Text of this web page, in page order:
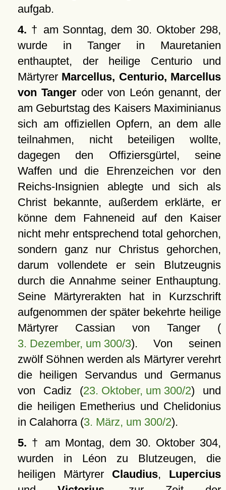
aufgab.
4. † am Sonntag, dem 30. Oktober 298,
wurde in Tanger in Mauretanien
enthauptet, der heilige Centurio und
Märtyrer Marcellus, Centurio, Marcellus
von Tangeroder von León genannt, der
am Geburtstag des Kaisers Maximinianus
sich am offiziellen Opfern, an dem alle
teilnahmen, nicht beteiligen wollte,
dagegen den Offiziersgürtel, seine
Waffen und die Ehrenzeichen vor den
Reichs-Insignien ablegte und sich als
Christ bekannte, außerdem erklärte, er
könne dem Fahneneid auf den Kaiser
nicht mehr entsprechend total gehorchen,
sondern ganz nur Christus gehorchen,
darum vollendete er sein Blutzeugnis
durch die Annahme seiner Enthauptung.
Seine Märtyrerakten hat in Kurzschrift
aufgenommen der später bekehrte heilige
Märtyrer Cassian von Tanger (
3. Dezember, um 300/3). Von seinen
zwölf Söhnen werden als Märtyrer verehrt
die heiligen Servandus und Germanus
von Cadiz (23. Oktober, um 300/2) und
die heiligen Emetherius und Chelidonius
in Calahorra (3. März, um 300/2).
5. † am Montag, dem 30. Oktober 304,
wurden in Léon zu Blutzeugen, die
heiligen Märtyrer Claudius, Lupercius